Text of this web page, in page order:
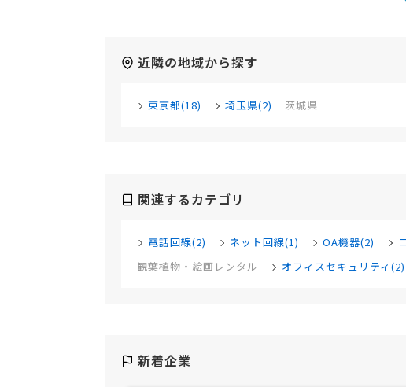
近隣の地域から探す
東京都(18) 埼玉県(2) 茨城県
関連するカテゴリ
電話回線(2) ネット回線(1) OA機器(2)
観葉植物・絵画レンタル
オフィスセキュリティ(2)
新着企業